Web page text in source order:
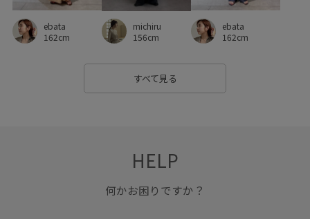
フォーマルシーン フリル ブラウス ブランドロゴ
プルオーバー ベーシック ポリエステル ポーチ
リアルレザー リネン リブ
ロングスリーブ ワイドパンツ
ebata
162cm
michiru
156cm
ebata
162cm
すべて見る
HELP
何かお困りですか？